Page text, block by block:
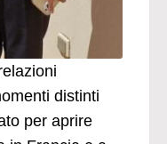
distinti
per aprire